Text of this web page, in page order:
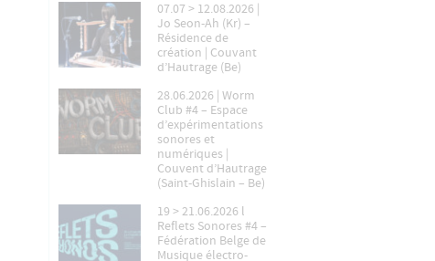
07.07 > 12.08.2026 |
Jo Seon-Ah (Kr) –
Résidence de
création | Couvant
d’Hautrage (Be)
28.06.2026 | Worm
Club #4 – Espace
d’expérimentations
sonores et
numériques |
Couvent d’Hautrage
(Saint-Ghislain – Be)
19 > 21.06.2026 l
Reflets Sonores #4 –
Fédération Belge de
Musique électro-